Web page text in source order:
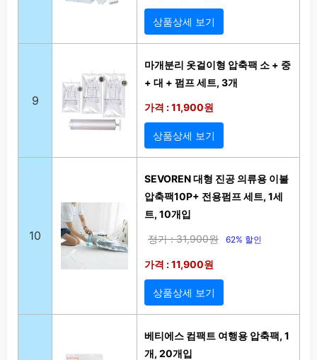
상품상세 보기
9
마개분리 옷걸이형 압축팩 소 + 중
+ 대 + 펌프 세트, 3개
가격 : 11,900원
상품상세 보기
10
SEVOREN 대형 진공 의류용 이불
압축팩10P+ 전용펌프 세트, 1세
트, 10개입
정가 : 31,900원 62% 할인
가격 : 11,900원
상품상세 보기
베티에스 컴팩트 여행용 압축팩, 1
개, 20개입